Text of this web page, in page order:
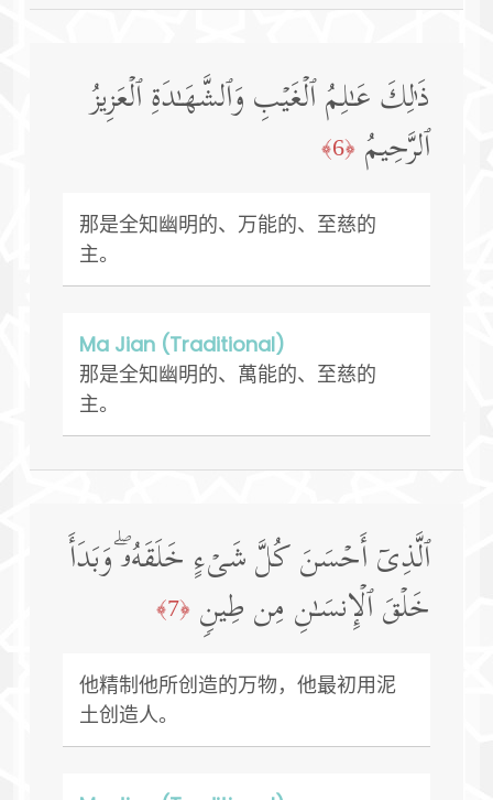
ذَ ٰ⁠لِكَ عَـٰلِمُ ٱلۡغَیۡبِ وَٱلشَّهَـٰدَةِ ٱلۡعَزِیزُ
ٱلرَّحِیمُ ﴿6﴾
那是全知幽明的、万能的、至慈的
主。
Ma Jian (Traditional)
那是全知幽明的、萬能的、至慈的
主。
ٱلَّذِیۤ أَحۡسَنَ كُلَّ شَیۡءٍ خَلَقَهُۥۖ وَبَدَأَ
خَلۡقَ ٱلۡإِنسَـٰنِ مِن طِینࣲ ﴿7﴾
他精制他所创造的万物，他最初用泥
土创造人。